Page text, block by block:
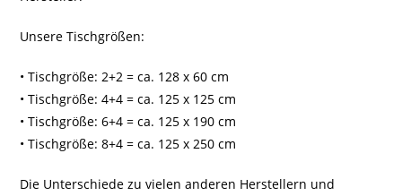
Unsere Tischgrößen:
• Tischgröße: 2+2 = ca. 128 x 60 cm
• Tischgröße: 4+4 = ca. 125 x 125 cm
• Tischgröße: 6+4 = ca. 125 x 190 cm
• Tischgröße: 8+4 = ca. 125 x 250 cm
Die Unterschiede zu vielen anderen Herstellern und